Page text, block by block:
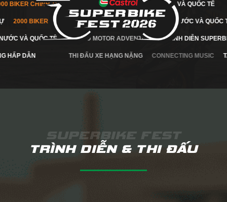
CHÍNH THỨC 100+ CLB XE PKL TRONG NƯỚC VÀ QUỐC TẾ
DỰ 2000 BIKER CHÍNH THỨC100+ CLB XE PKL TRONG NƯỚC
VÀ QUỐC TẾTHI ĐẤU MOTOR ADVENTURETRÌNH DIỄN
HẤP DẪN THI ĐẤU XE HẠNG NẶNGCONNECTING
SUPERBIKE FEST
TRÌNH DIỄN & THI ĐẤU